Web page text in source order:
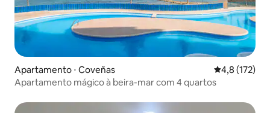
Apartamento ⋅ Coveñas 4,8 de uma
4,8 (172)
Apartamento mágico à beira-mar com 4 quartos